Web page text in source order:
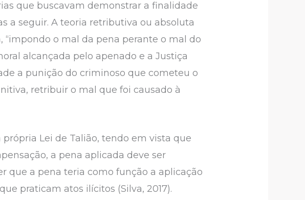
que buscavam demonstrar a finalidade
a seguir. A teoria retributiva ou absoluta
o mal da pena perante o mal do
alcançada pelo apenado e a Justiça
a punição do criminoso que cometeu o
retribuir o mal que foi causado à
Lei de Talião, tendo em vista que
a pena aplicada deve ser
que a pena teria como função a aplicação
praticam atos ilícitos (Silva, 2017).